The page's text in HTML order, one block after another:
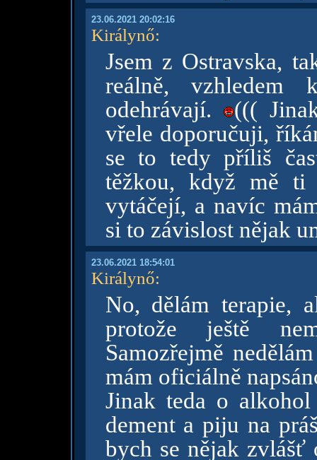
23.06.2021 20:02:16
Királynő:
Jsem z Ostravska,
reálně,
odehrávají.
(((
vřele doporučuji,
se to tedy příliš
těžkou, když mě
vytáčejí, a navíc
si to závislost nějak
23.06.2021 18:54:01
Királynő:
No, dělám terapie,
protože ještě
Samozřejmě
mám oficiálně
Jinak teda o
dement a piju na
bych se nějak zvlášť